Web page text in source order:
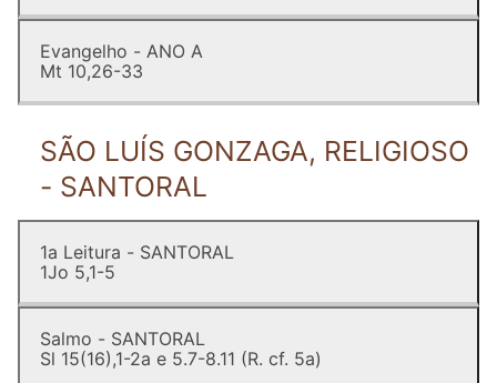
Evangelho - ANO A
Mt 10,26-33
SÃO LUÍS GONZAGA, RELIGIOSO
- SANTORAL
1a Leitura - SANTORAL
1Jo 5,1-5
Salmo - SANTORAL
Sl 15(16),1-2a e 5.7-8.11 (R. cf. 5a)